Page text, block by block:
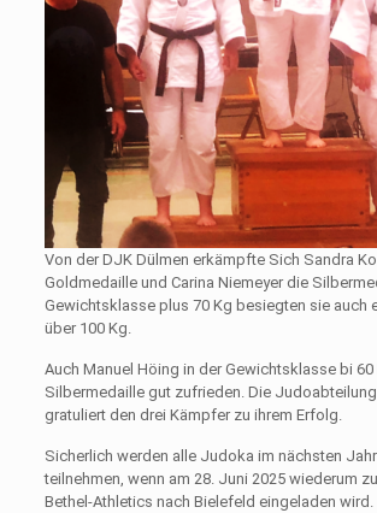
Von der DJK Dülmen erkämpfte Sich Sandra
Goldmedaille und Carina Niemeyer die
Gewichtsklasse plus 70 Kg besiegten sie auch
über 100 Kg.
Auch Manuel Höing in der Gewichtsklasse bi
Silbermedaille gut zufrieden. Die
gratuliert den drei Kämpfer zu ihrem Erfolg.
Sicherlich werden alle Judoka im nächsten
teilnehmen, wenn am 28. Juni 2025 wiederum
Bethel-Athletics nach Bielefeld eingeladen wird.